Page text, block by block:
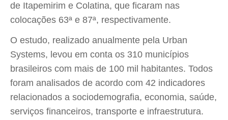
de Itapemirim e Colatina, que ficaram nas
colocações 63ª e 87ª, respectivamente.
O estudo, realizado anualmente pela Urban
Systems, levou em conta os 310 municípios
brasileiros com mais de 100 mil habitantes. Todos
foram analisados de acordo com 42 indicadores
relacionados a sociodemografia, economia, saúde,
serviços financeiros, transporte e infraestrutura.